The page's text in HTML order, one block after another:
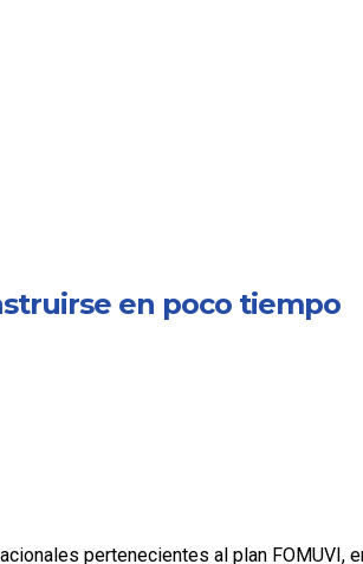
en poco tiempo
pertenecientes al plan FOMUVI,